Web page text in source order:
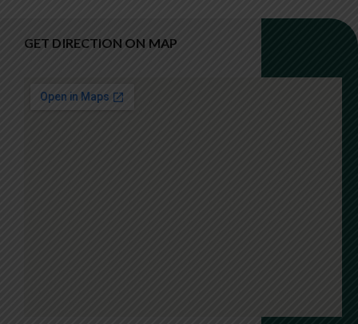
GET DIRECTION ON MAP